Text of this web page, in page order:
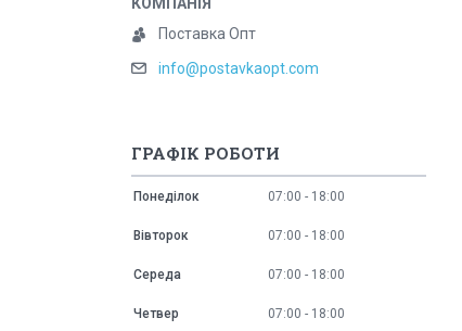
Поставка Опт
info@postavkaopt.com
ГРАФІК РОБОТИ
Понеділок 07:00 18:00
Вівторок 07:00 18:00
Середа 07:00 18:00
Четвер 07:00 18:00